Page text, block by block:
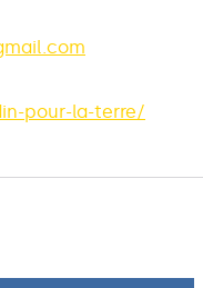
pour-la-terre/